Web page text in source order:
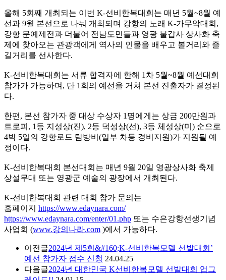
올해 5회째 개최되는 이번 K-선비한복대회는 매년 5월~8월 예
선과 9월 본선으로 나눠 개최되며 강항의 노래 K-가무악대회,
강항 문예제전과 더불어 전남도민들과 영광 불갑사 상사화 축
제에 찾아오는 관광객에게 역사의 인물을 배우고 볼거리와 즐
길거리를 선사한다.
K-선비한복대회는 서류 합격자에 한해 1차 5월~8월 예선대회
참가가 가능하며, 단 1회의 예선을 거쳐 본선 진출자가 결정된
다.
한편, 본선 참가자 중 대상 수상자 1명에게는 상금 200만원과
트로피, 1등 지성상(진), 2등 덕성상(선), 3등 체성상(미) 순으로
4박 5일의 강항로드 탐방비(일부 차등 경비지원)가 지원될 예
정이다.
K-선비한복대회 본선대회는 매년 9월 20일 영광상사화 축제
상설무대 또는 영광군 예술의 광장에서 개최된다.
K-선비한복대회 관련 대회 참가 문의는
홈페이지 https://www.edaynara.com/
https://www.edaynara.com/enter/01.php 또는 수은강항선생기념
사업회 (www.강의나라.com )에서 가능하다.
이전글2024년 제5회&#160;K-선비한복모델 선발대회’
예선 참가자 접수 신청 24.04.25
다음글2024년 대한민국 K선비한복모델 선발대회 업그